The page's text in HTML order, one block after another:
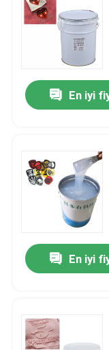
En iyi
En iyi